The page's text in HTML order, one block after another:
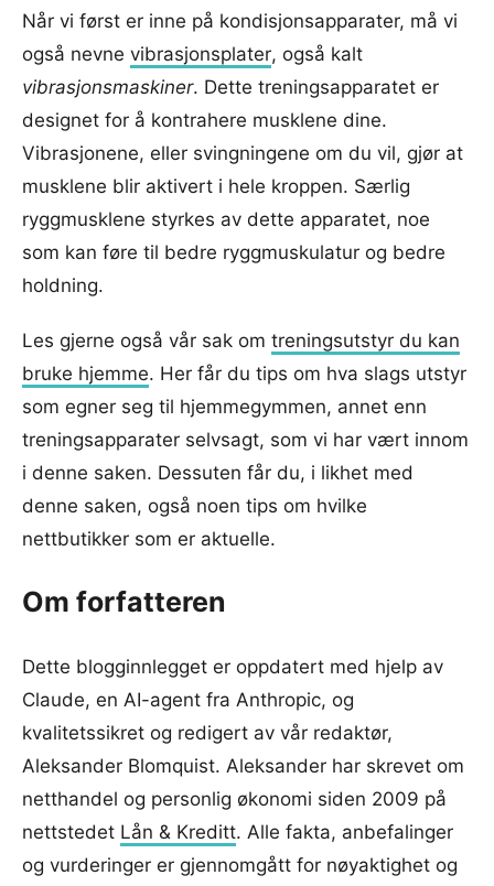
Når vi først er inne på kondisjonsapparater, må vi
også nevne vibrasjonsplater, også kalt
vibrasjonsmaskiner. Dette treningsapparatet er
designet for å kontrahere musklene dine.
Vibrasjonene, eller svingningene om du vil, gjør at
musklene blir aktivert i hele kroppen. Særlig
ryggmusklene styrkes av dette apparatet, noe
som kan føre til bedre ryggmuskulatur og bedre
holdning.
Les gjerne også vår sak om treningsutstyr du kan
bruke hjemme. Her får du tips om hva slags utstyr
som egner seg til hjemmegymmen, annet enn
treningsapparater selvsagt, som vi har vært innom
i denne saken. Dessuten får du, i likhet med
denne saken, også noen tips om hvilke
nettbutikker som er aktuelle.
Om forfatteren
Dette blogginnlegget er oppdatert med hjelp av
Claude, en AI-agent fra Anthropic, og
kvalitetssikret og redigert av vår redaktør,
Aleksander Blomquist. Aleksander har skrevet om
netthandel og personlig økonomi siden 2009 på
nettstedet Lån & Kreditt. Alle fakta, anbefalinger
og vurderinger er gjennomgått for nøyaktighet og